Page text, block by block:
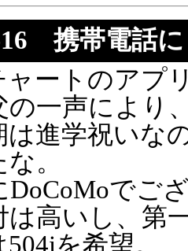
16 携帯電話
ャートのアプ
の一声により
は進学祝いな
。
DoCoMoでご
は高いし、第
を希望。